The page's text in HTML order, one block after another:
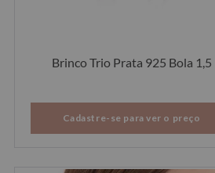
Brinco Trio Prata 925 Bola 1,5
Cadastre-se para ver o preço